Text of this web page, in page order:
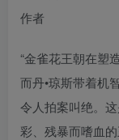
作者
“金雀花王朝在塑
而丹•琼斯带着机
令人拍案叫绝。
彩、残暴而嗜血